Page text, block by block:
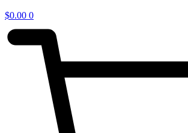
$0.00 0